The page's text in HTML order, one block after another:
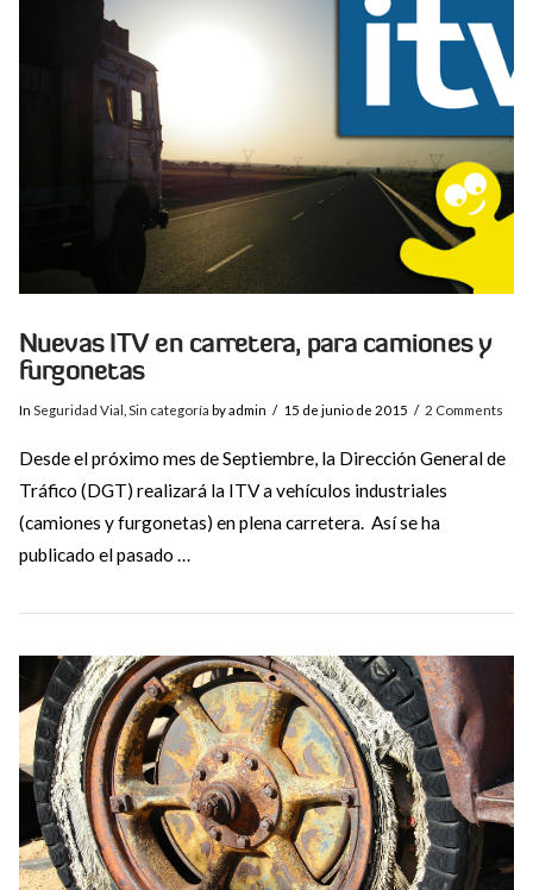
VIEW POST
Nuevas ITV en carretera, para camiones y
furgonetas
In Seguridad Vial Sin categoría by admin 15 de junio de 2015 2 Comments
Desde el próximo mes de Septiembre, la Dirección General de
Tráfico (DGT) realizará la ITV a vehículos industriales
(camiones y furgonetas) en plena carretera. Así se ha
publicado el pasado …